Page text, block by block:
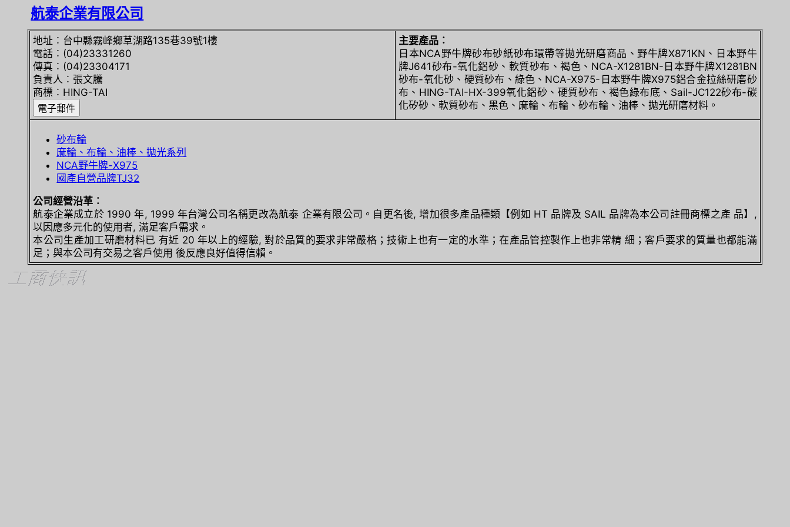
航泰企業有限公司
地址︰台中縣霧峰鄉草湖路135巷39號1樓
電話︰(04)23331260
傳真︰(04)23304171
負責人︰張文騰
商標︰HING-TAI
主要產品︰
日本NCA野牛牌砂布砂紙砂布環帶等拋光研磨商品、野牛牌X871KN、日本野牛
牌J641砂布-氧化鋁砂、軟質砂布、褐色、NCA-X1281BN-日本野牛牌X1281BN
砂布-氧化砂、硬質砂布、綠色、NCA-X975-日本野牛牌X975鋁合金拉絲研磨砂
布、HING-TAI-HX-399氧化鋁砂、硬質砂布、褐色綠布底、Sail-JC122砂布-碳
化矽砂、軟質砂布、黑色、麻輪、布輪、砂布輪、油棒、拋光研磨材料。
砂布輪
麻輪、布輪、油棒、拋光系列
NCA野牛牌-X975
國產自營品牌TJ32
公司經營沿革︰
航泰企業成立於 1990 年, 1999 年台灣公司名稱更改為航泰 企業有限公司。自更名後, 增加很多產品種類【例如 HT 品牌及 SAIL 品牌為本公司註冊商標之產 品】,
以因應多元化的使用者, 滿足客戶需求。
本公司生產加工研磨材料已 有近 20 年以上的經驗, 對於品質的要求非常嚴格；技術上也有一定的水準；在產品管控製作上也非常精 細；客戶要求的質量也都能滿
足；與本公司有交易之客戶使用 後反應良好值得信賴。